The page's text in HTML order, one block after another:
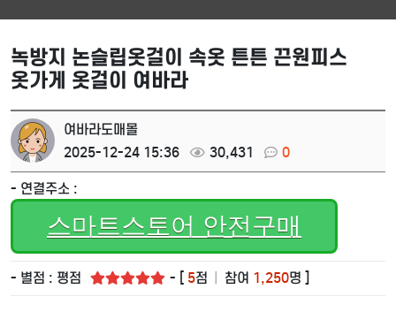
녹방지 논슬립옷걸이 속옷 튼튼 끈원피스
옷가게 옷걸이 여바라
여바라도매몰
2025-12-24 15:36
30,431 0
- 연결주소 :
스마트스토어 안전구매
- 별점 : 평점 - [ 5점 참여 1,250명 ]